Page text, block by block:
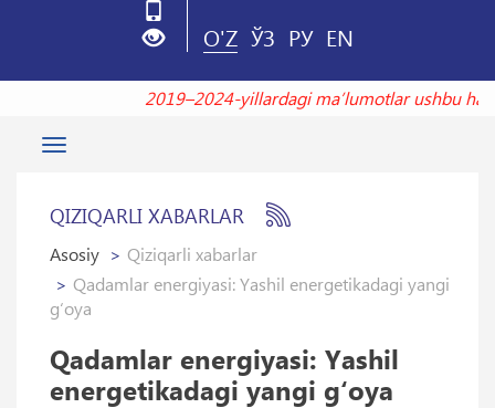
O'Z ЎЗ РУ EN
2019–2024-yillardagi maʼlumotlar ushbu
Toggle
QIZIQARLI XABARLAR
Asosiy
Qiziqarli xabarlar
Qadamlar energiyasi: Yashil energetikadagi yangi
g‘oya
Qadamlar energiyasi: Yashil
energetikadagi yangi g‘oya